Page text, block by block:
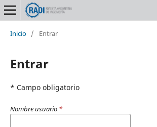
Inicio / Entrar
Entrar
* Campo obligatorio
Nombre usuario *